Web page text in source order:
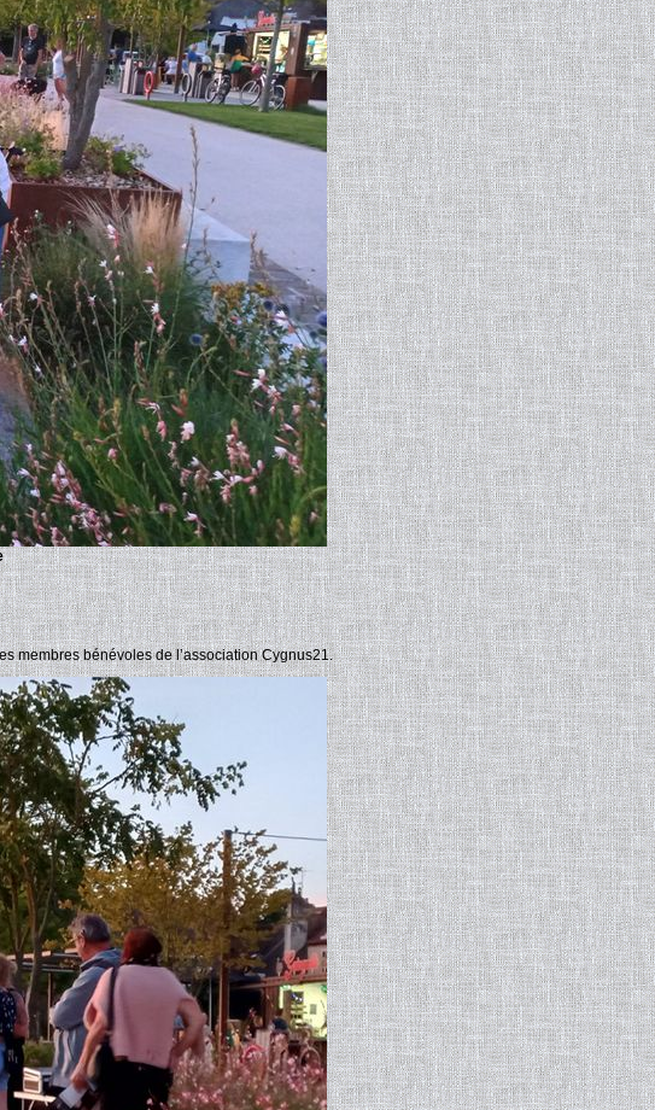
membres bénévoles de l’association Cygnus21.